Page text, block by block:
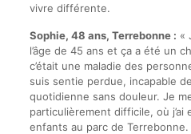
vivre différente.
Sophie, 48 ans, Terrebonne : «
l’âge de 45 ans et ça a été un
c’était une maladie des
suis sentie perdue, incapable
quotidienne sans douleur. Je
particulièrement difficile, où j’ai
enfants au parc de